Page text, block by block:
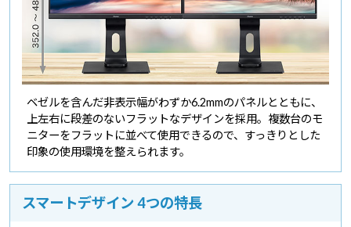
ベゼルを含んだ非表示幅がわずか6.2mmのパネルとともに、
上左右に段差のないフラットなデザインを採用。複数台のモ
ニターをフラットに並べて使用できるので、すっきりとした
印象の使用環境を整えられます。
スマートデザイン 4つの特長